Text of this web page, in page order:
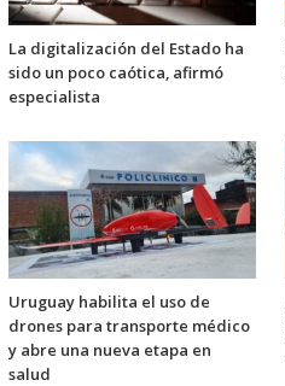
La digitalización del Estado ha
sido un poco caótica, afirmó
especialista
Uruguay habilita el uso de
drones para transporte médico
y abre una nueva etapa en
salud